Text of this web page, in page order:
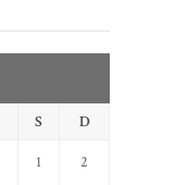
S D
1 2